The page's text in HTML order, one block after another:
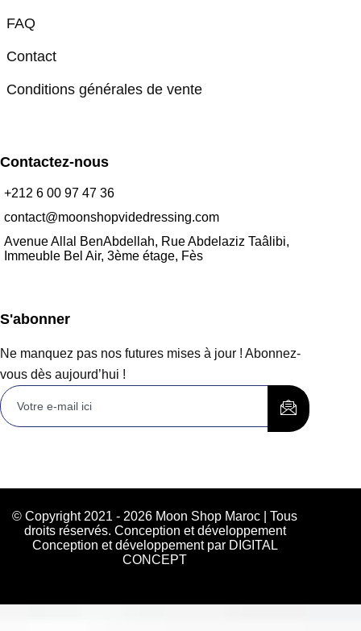
FAQ
Contact
Conditions générales de vente
Contactez-nous
+212 6 00 97 47 36
contact@moonshopvidedressing.com
Avenue Allal BenAbdellah, Rue Abdelaziz Taâlibi,
Immeuble Bel Air, 3ème étage, Fès
S'abonner
Ne manquez pas nos futures mises à jour ! Abonnez-
vous dès aujourd’hui !
© Copyright 2021 - 2026 Moon Shop Maroc | Tous
droits réservés. Conception et développement
Conception et développement par DIGITAL
CONCEPT